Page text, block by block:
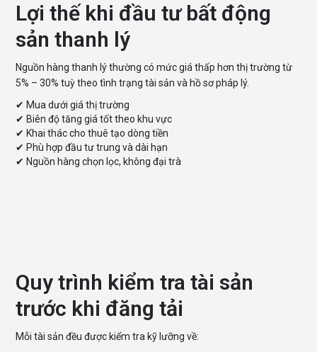
Lợi thế khi đầu tư bất động
sản thanh lý
Nguồn hàng thanh lý thường có mức giá thấp hơn thị trường từ
5% – 30% tuỳ theo tình trạng tài sản và hồ sơ pháp lý.
✔ Mua dưới giá thị trường
✔ Biên độ tăng giá tốt theo khu vực
✔ Khai thác cho thuê tạo dòng tiền
✔ Phù hợp đầu tư trung và dài hạn
✔ Nguồn hàng chọn lọc, không đại trà
Quy trình kiểm tra tài sản
trước khi đăng tải
Mỗi tài sản đều được kiểm tra kỹ lưỡng về: